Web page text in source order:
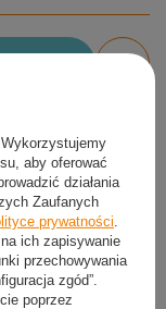
od ręki
aby oferować
działania
Zaufanych
prywatności
ich zapisywanie
przechowywania
zgód”.
poprzez